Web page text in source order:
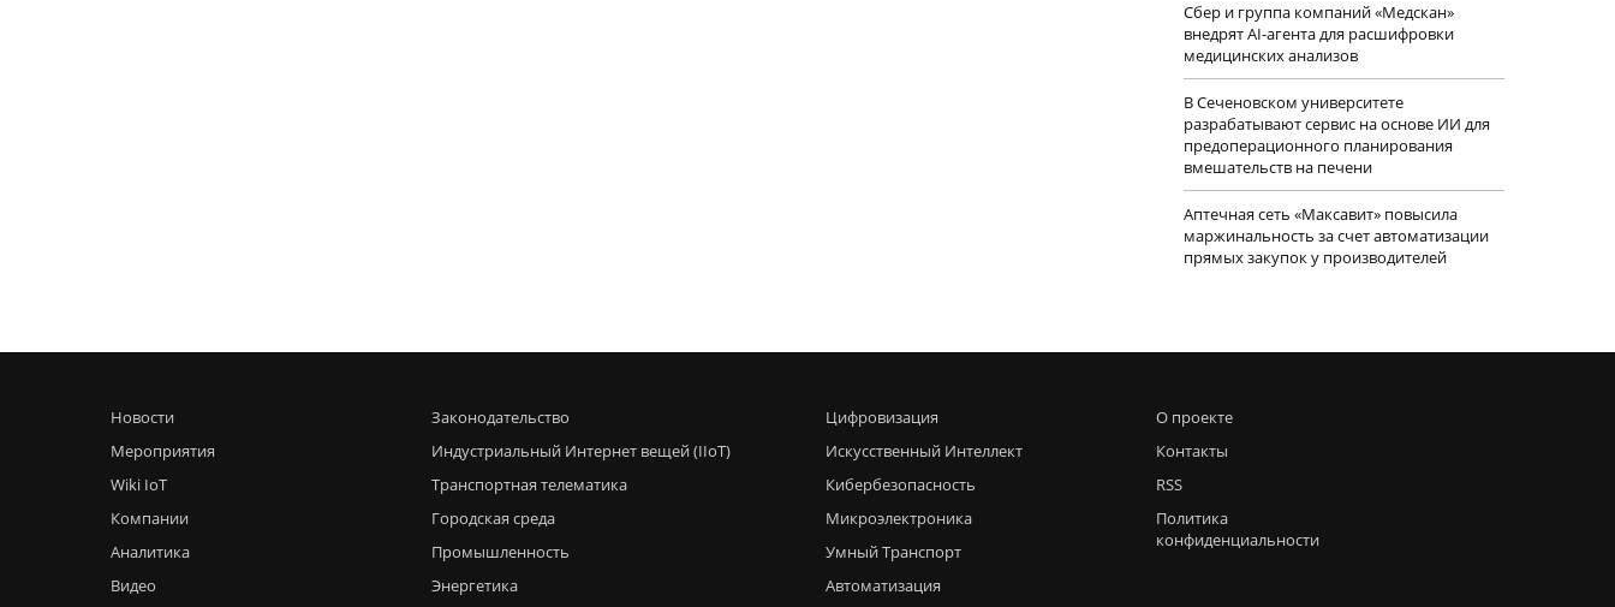
Сбер и группа компаний «Медскан»
внедрят AI-агента для расшифровки
медицинских анализов
В Сеченовском университете
разрабатывают сервис на основе ИИ для
предоперационного планирования
вмешательств на печени
Аптечная сеть «Максавит» повысила
маржинальность за счет автоматизации
прямых закупок у производителей
Новости
Мероприятия
Wiki IoT
Компании
Аналитика
Видео
Законодательство
Индустриальный Интернет вещей (IIoT)
Транспортная телематика
Городская среда
Промышленность
Энергетика
Цифровизация
Искусственный Интеллект
Кибербезопасность
Микроэлектроника
Умный Транспорт
Автоматизация
О проекте
Контакты
RSS
Политика
конфиденциальности